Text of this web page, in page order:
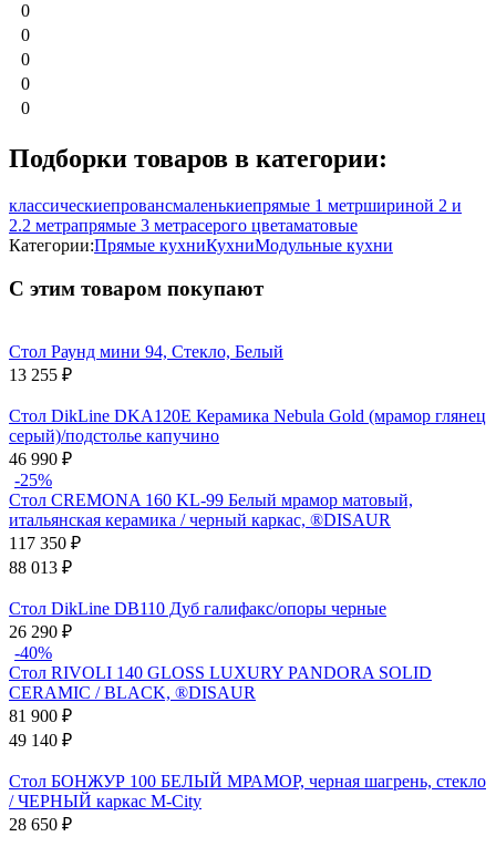
0
0
0
0
0
Подборки товаров в категории:
классическиепровансмаленькиепрямые 1 метршириной 2 и
2.2 метрапрямые 3 метрасерого цветаматовые
Категории:Прямые кухниКухниМодульные кухни
С этим товаром покупают
Стол Раунд мини 94, Стекло, Белый
13 255 ₽
Стол DikLine DKA120E Керамика Nebula Gold (мрамор глянец
серый)/подстолье капучино
46 990 ₽
-25%
Стол CREMONA 160 KL-99 Белый мрамор матовый,
итальянская керамика / черный каркас, ®DISAUR
117 350 ₽
88 013 ₽
Стол DikLine DB110 Дуб галифакс/опоры черные
26 290 ₽
-40%
Стол RIVOLI 140 GLOSS LUXURY PANDORA SOLID
CERAMIC / BLACK, ®DISAUR
81 900 ₽
49 140 ₽
Стол БОНЖУР 100 БЕЛЫЙ МРАМОР, черная шагрень, стекло
/ ЧЕРНЫЙ каркас М-City
28 650 ₽